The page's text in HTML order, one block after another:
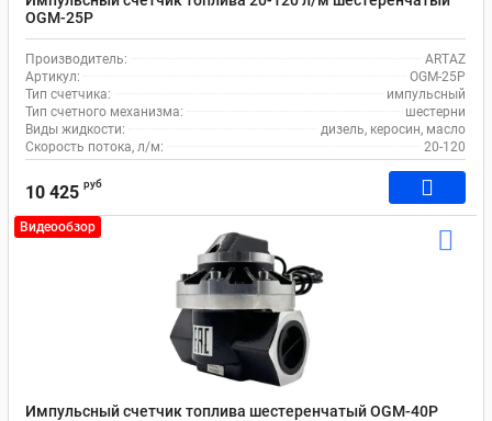
OGM-25P
Производитель:
ARTAZ
Артикул:
OGM-25P
Тип счетчика:
импульсный
Тип счетного механизма:
шестерни
Виды жидкости:
дизель, керосин, масло
Скорость потока, л/м:
20-120
10 425 руб
Видеообзор
Импульсный счетчик топлива шестеренчатый OGM-40P